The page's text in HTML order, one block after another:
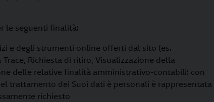
le seguenti finalità:
e degli strumenti online offerti dal sito (es.
Richiesta di ritiro, Visualizzazione della
delle relative finalità amministrativo-contabili: con
trattamento dei Suoi dati è personali è rappresentata
richiesto